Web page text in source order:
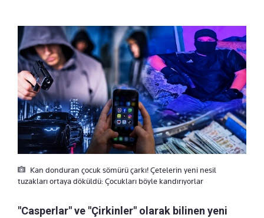
Kan donduran çocuk sömürü çarkı! Çetelerin yeni nesil
tuzakları ortaya döküldü: Çocukları böyle kandırıyorlar
"Casperlar" ve "Çirkinler" olarak bilinen yeni